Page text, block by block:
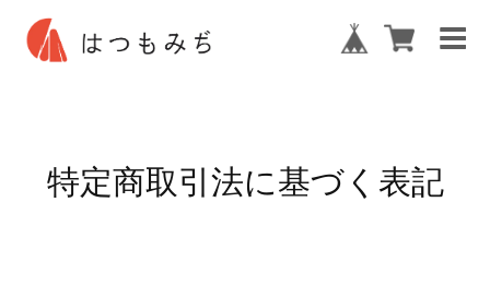
特定商取引法に基づく表記